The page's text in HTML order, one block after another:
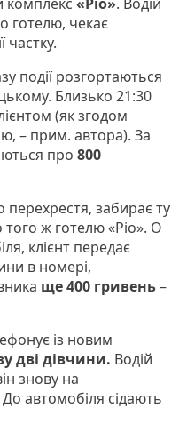
готелю, чекає
частку.
події розгортаються
Близько 21:30
(як згодом
– прим. автора). За
про 800
перехрестя, забирає ту
ж готелю «Ріо». О
клієнт передає
в номері,
ще 400 гривень–
із новим
дві дівчини. Водій
знову на
автомобіля сідають